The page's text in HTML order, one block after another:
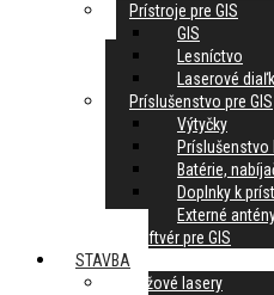
Prístroje pre GIS
GIS
Lesníctvo
Laserové
Príslušenstvo pre GIS
Výtyčky
Príslušenstvo
Batérie,
Doplnky k
Externé
Softvér pre GIS
STAVBA
Krížové lasery